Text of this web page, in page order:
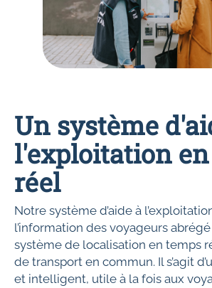
Un système
l'exploitation
réel
Notre système d’aide à
l’information des voyageurs abrégé
système de localisation en temps
de transport en commun. Il s’agit
et intelligent, utile à la fois aux